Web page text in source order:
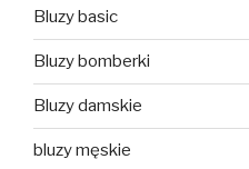
Bluzy basic
Bluzy bomberki
Bluzy damskie
bluzy męskie